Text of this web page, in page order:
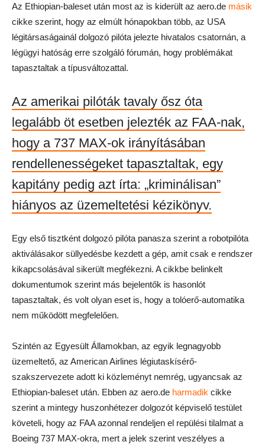
Az Ethiopian-baleset után most az is kiderült az aero.de másik
cikke szerint, hogy az elmúlt hónapokban több, az USA
légitársaságainál dolgozó pilóta jelezte hivatalos csatornán, a
légügyi hatóság erre szolgáló fórumán, hogy problémákat
tapasztaltak a típusváltozattal.
Az amerikai pilóták tavaly ősz óta
legalább öt esetben jelezték az FAA-nak,
hogy a 737 MAX-ok irányításában
rendellenességeket tapasztaltak, egy
kapitány pedig azt írta: „kriminálisan”
hiányos az üzemeltetési kézikönyv.
Egy első tisztként dolgozó pilóta panasza szerint a robotpilóta
aktiválásakor süllyedésbe kezdett a gép, amit csak e rendszer
kikapcsolásával sikerült megfékezni. A cikkbe belinkelt
dokumentumok szerint más bejelentők is hasonlót
tapasztaltak, és volt olyan eset is, hogy a tolóerő-automatika
nem működött megfelelően.
Szintén az Egyesült Államokban, az egyik legnagyobb
üzemeltető, az American Airlines légiutaskísérő-
szakszervezete adott ki közleményt nemrég, ugyancsak az
Ethiopian-baleset után. Ebben az aero.de harmadik cikke
szerint a mintegy huszonhétezer dolgozót képviselő testület
követeli, hogy az FAA azonnal rendeljen el repülési tilalmat a
Boeing 737 MAX-okra, mert a jelek szerint veszélyes a